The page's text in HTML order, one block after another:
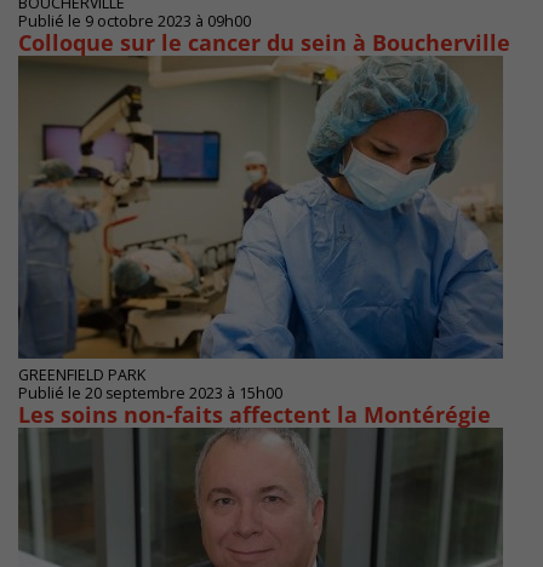
Publié le 9 octobre 2023 à 09h00
Colloque sur le cancer du sein à Boucherville
GREENFIELD PARK
Publié le 20 septembre 2023 à 15h00
Les soins non-faits affectent la Montérégie